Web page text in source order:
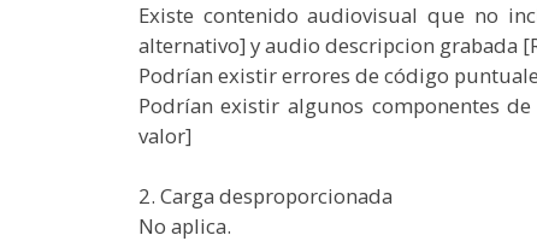
Existe contenido audiovisual que no
alternativo] y audio descripcion grabada
Podrían existir errores de código
Podrían existir algunos componentes
valor]
2. Carga desproporcionada
No aplica.